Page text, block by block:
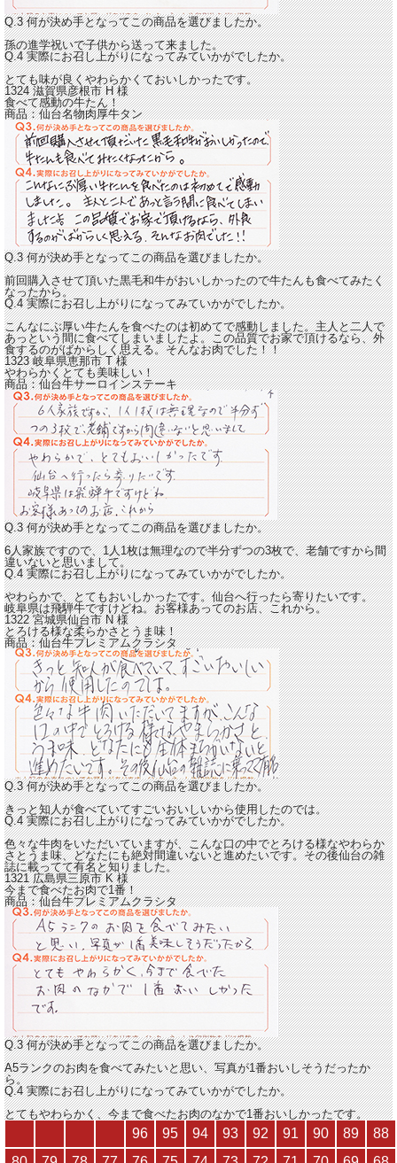
Q.3 何が決め手となってこの商品を選びましたか。
孫の進学祝いで子供から送って来ました。
Q.4 実際にお召し上がりになってみていかがでしたか。
とても味が良くやわらかくておいしかったです。
1324 滋賀県彦根市H様
食べて感動の牛たん！
商品：仙台名物肉厚牛タン
Q.3 何が決め手となってこの商品を選びましたか。
前回購入させて頂いた黒毛和牛がおいしかったので牛たんも食べてみたく
なったから。
Q.4 実際にお召し上がりになってみていかがでしたか。
こんなにぶ厚い牛たんを食べたのは初めてで感動しました。主人と二人で
あっという間に食べてしまいましたよ。この品質でお家で頂けるなら、外
食するのがばからしく思える。そんなお肉でした！！
1323 岐阜県恵那市T様
やわらかくとても美味しい！
商品：仙台牛サーロインステーキ
Q.3 何が決め手となってこの商品を選びましたか。
6人家族ですので、1人1枚は無理なので半分ずつの3枚で、老舗ですから間
違いないと思いまして。
Q.4 実際にお召し上がりになってみていかがでしたか。
やわらかで、とてもおいしかったです。仙台へ行ったら寄りたいです。
岐阜県は飛騨牛ですけどね。お客様あってのお店、これから。
1322 宮城県仙台市N様
とろける様な柔らかさとうま味！
商品：仙台牛プレミアムクラシタ
Q.3 何が決め手となってこの商品を選びましたか。
きっと知人が食べていてすごいおいしいから使用したのでは。
Q.4 実際にお召し上がりになってみていかがでしたか。
色々な牛肉をいただいていますが、こんな口の中でとろける様なやわらか
さとうま味、どなたにも絶対間違いないと進めたいです。その後仙台の雑
誌に載ってて有名と知りました。
1321 広島県三原市K様
今まで食べたお肉で1番！
商品：仙台牛プレミアムクラシタ
Q.3 何が決め手となってこの商品を選びましたか。
A5ランクのお肉を食べてみたいと思い、写真が1番おいしそうだったか
ら。
Q.4 実際にお召し上がりになってみていかがでしたか。
とてもやわらかく、今まで食べたお肉のなかで1番おいしかったです。